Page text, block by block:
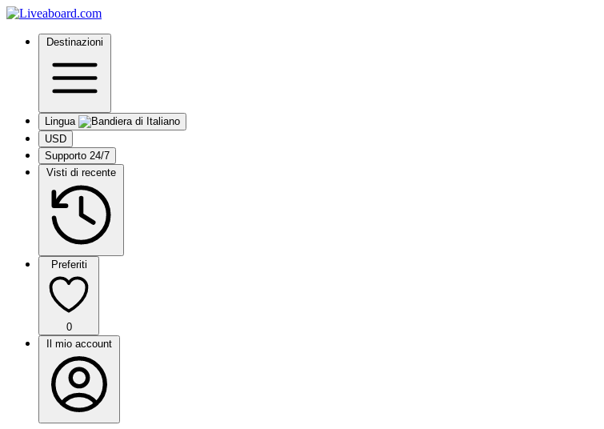
Destinazioni
Lingua
USD
Supporto 24/7
Visti di recente
Preferiti
0
Il mio account